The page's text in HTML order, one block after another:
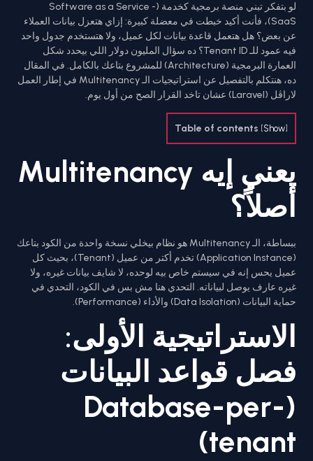
لو بتفكر تبني منصة برمجية كخدمة (Software as a Service -
SaaS)، فأنت أكيد خبطت في معضلة كبيرة: إزاي هتعزل بيانات العملاء
عن بعض؟ هل هتعمل قاعدة بيانات لكل عميل، ولا هتستخدم جدول واحد
فيه عمود للـ Tenant ID؟ ده سؤال المليون دولار اللي بيحدد شكل
العمارة البرمجية (Architecture) للمشروع بتاعك بالكامل. في المقال
ده، هنتكلم بالتفصيل عن استراتيجيات الـ Multitenancy في إطار العمل
لاراڤل (Laravel) عشان تاخد القرار الصح من أول يوم.
Table of contents [Show]
يعني إيه Multitenancy
أصلاً؟
ببساطة، الـ Multitenancy هو نظام بيخلي نسخة واحدة من الكود بتاعك
(Application Instance) تخدم أكتر من عميل (Tenant)، بحيث كل
عميل يحس إنه في سيستم خاص بيه لوحده، لا شايف بيانات غيره، ولا
غيره عارف يوصل لبياناته. التحدي هنا مش بس في الكود، التحدي في
حماية البيانات (Data Isolation) والأداء (Performance).
الاستراتيجية الأولى:
فصل قواعد البيانات
(Database-per-
tenant)